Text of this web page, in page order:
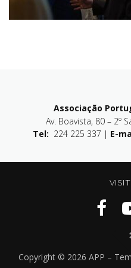
Associação
Av. Boavista, 80 – 2º
Tel: 224 225 337 | E-
Copyright © 2026 APP –